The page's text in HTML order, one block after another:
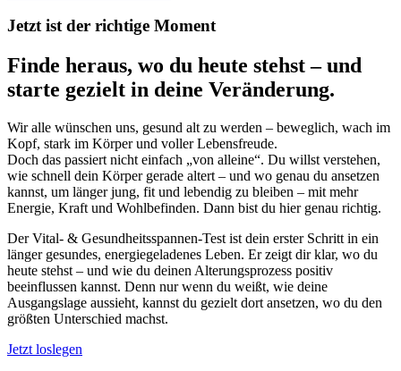
Jetzt ist der richtige Moment
Finde heraus, wo du heute stehst – und
starte gezielt in deine Veränderung.
Wir alle wünschen uns, gesund alt zu werden – beweglich, wach im
Kopf, stark im Körper und voller Lebensfreude.
Doch das passiert nicht einfach „von alleine“. Du willst verstehen,
wie schnell dein Körper gerade altert – und wo genau du ansetzen
kannst, um länger jung, fit und lebendig zu bleiben – mit mehr
Energie, Kraft und Wohlbefinden. Dann bist du hier genau richtig.
Der Vital- & Gesundheitsspannen-Test ist dein erster Schritt in ein
länger gesundes, energiegeladenes Leben. Er zeigt dir klar, wo du
heute stehst – und wie du deinen Alterungsprozess positiv
beeinflussen kannst. Denn nur wenn du weißt, wie deine
Ausgangslage aussieht, kannst du gezielt dort ansetzen, wo du den
größten Unterschied machst.
Jetzt loslegen